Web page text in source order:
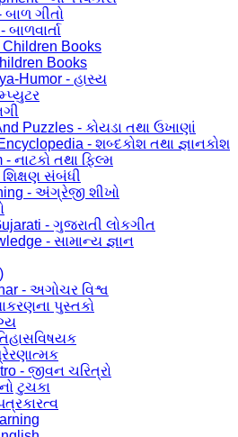
બાળ ગીતો
Children Books
Books
Humor - હાસ્ય
Puzzles - કોયડા તથા ઉખાણાં
- શબ્દકોશ તથા જ્ઞાનકોશ
- નાટકો તથા ફિલ્મ
શિક્ષણ સંબંધી
- અંગ્રેજી શીખો
- ગુજરાતી લોકગીત
- સામાન્ય જ્ઞાન
- અગોચર વિશ્વ
પુસ્તકો
- જીવન ચરિત્રો
ટુચકા